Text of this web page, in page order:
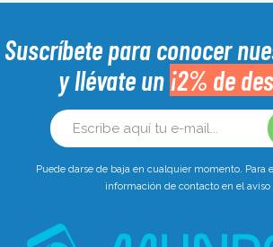
Suscríbete para conocer
y llévate un ¡2% de
Puede darse de baja en cualquier momento. Para
información de contacto en el aviso